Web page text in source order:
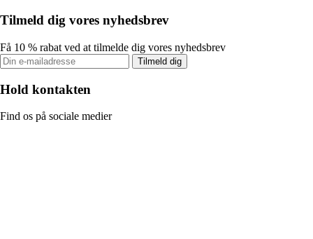
Tilmeld dig vores nyhedsbrev
Få 10 % rabat ved at tilmelde dig vores nyhedsbrev
Tilmeld dig
Hold kontakten
Find os på sociale medier